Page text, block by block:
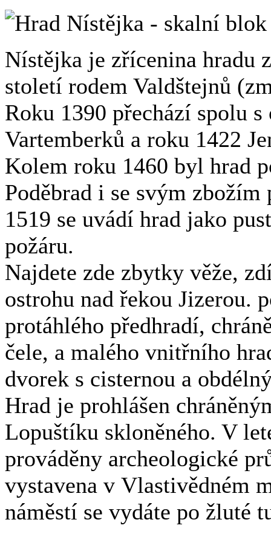
Nístějka je zřícenina hradu
století rodem Valdštejnů
Roku 1390 přechází spolu
Vartemberků a roku 1422
Kolem roku 1460 byl hrad
Poděbrad i se svým
1519 se uvádí hrad jako
požáru.
Najdete zde zbytky věže,
ostrohu nad řekou Jizerou.
protáhlého předhradí,
čele, a malého vnitřního
dvorek s cisternou a
Hrad je prohlášen
Lopuštíku skloněného. V
prováděny archeologické
vystavena v Vlastivědném
náměstí se vydáte po žluté